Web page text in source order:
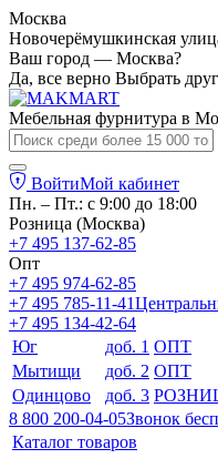
Москва
Новочерёмушкинская
Ваш город — Москва?
Да, все верно Выбрать
Мебельная фурнитура в
ВойтиМой кабинет
Пн. – Пт.: с 9:00 до 18:00
Розница (Москва)
+7 495 137-62-85
Опт
+7 495 974-62-85
+7 495 785-11-41
+7 495 134-42-64
Юг
доб. 1 ОПТ
Мытищи
доб. 2 ОПТ
Одинцово
доб. 3
8 800 200-04-05Звонок
Каталог товаров